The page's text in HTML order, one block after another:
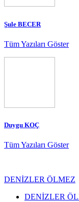
Şule BECER
Tüm Yazıları Göster
Duygu KOÇ
Tüm Yazıları Göster
DENİZLER ÖLMEZ
DENİZLER